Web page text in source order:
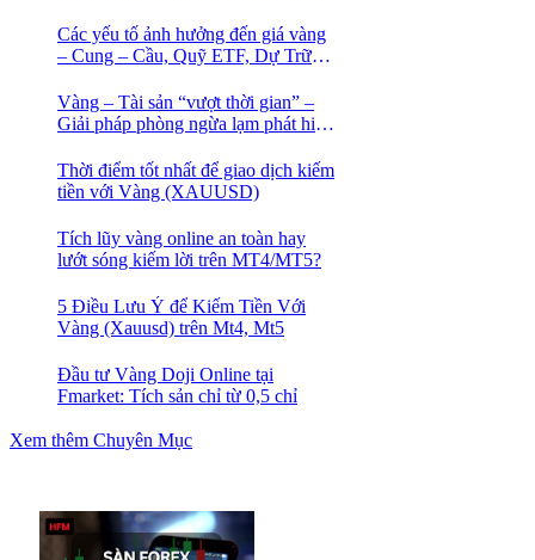
Các yếu tố ảnh hưởng đến giá vàng
– Cung – Cầu, Quỹ ETF, Dự Trữ
Vàng – Tài sản “vượt thời gian” –
Giải pháp phòng ngừa lạm phát hiệu
Thời điểm tốt nhất để giao dịch kiếm
tiền với Vàng (XAUUSD)
Tích lũy vàng online an toàn hay
lướt sóng kiếm lời trên MT4/MT5?
5 Điều Lưu Ý để Kiếm Tiền Với
Vàng (Xauusd) trên Mt4, Mt5
Đầu tư Vàng Doji Online tại
Fmarket: Tích sản chỉ từ 0,5 chỉ
Xem thêm Chuyên Mục